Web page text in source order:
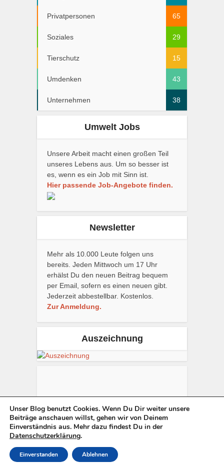
Privatpersonen 65
Soziales 29
Tierschutz 15
Umdenken 43
Unternehmen 38
Umwelt Jobs
Unsere Arbeit macht einen großen Teil
unseres Lebens aus. Um so besser ist
es, wenn es ein Job mit Sinn ist.
Hier passende Job-Angebote finden.
Newsletter
Mehr als 10.000 Leute folgen uns
bereits. Jeden Mittwoch um 17 Uhr
erhälst Du den neuen Beitrag bequem
per Email, sofern es einen neuen gibt.
Jederzeit abbestellbar. Kostenlos.
Zur Anmeldung.
Auszeichnung
Copyright © 2013-2021. Zum
Unser Blog benutzt Cookies. Wenn Du Dir weiter unsere
Beiträge anschauen willst, gehen wir von Deinem
Einverständnis aus. Mehr dazu findest Du in der
Datenschutzerklärung.
Einverstanden Ablehnen